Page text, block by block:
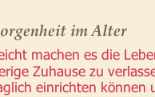
im Alter
machen es die
Zuhause zu
einrichten können